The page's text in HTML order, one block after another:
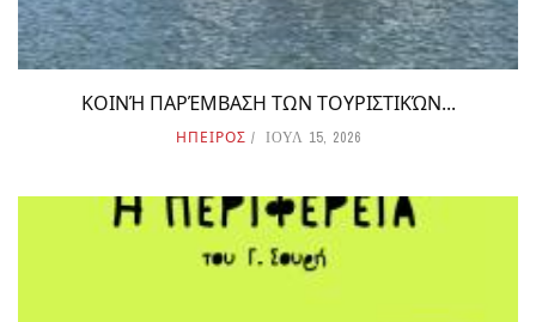
ΚΟΙΝΉ ΠΑΡΈΜΒΑΣΗ ΤΩΝ ΤΟΥΡΙΣΤΙΚΏΝ...
ΗΠΕΙΡΟΣ ΙΟΥΛ 15, 2026